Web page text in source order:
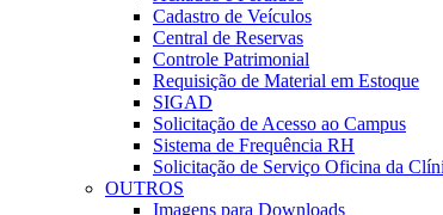
Cadastro de Veículos
Central de Reservas
Controle Patrimonial
Requisição de Material em Estoque
SIGAD
Solicitação de Acesso ao Campus
Sistema de Frequência RH
Solicitação de Serviço Oficina da
OUTROS
Imagens para Downloads